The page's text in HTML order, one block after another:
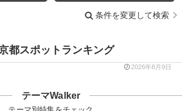
条件を変更して検索
都スポットランキング
2026年8月9日
テーマWalker